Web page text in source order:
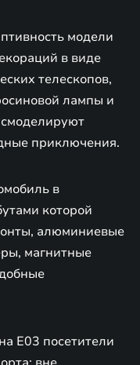
модели
в виде
телескопов,
лампы и
приключения.
в
которой
алюминиевые
магнитные
E03 посетители